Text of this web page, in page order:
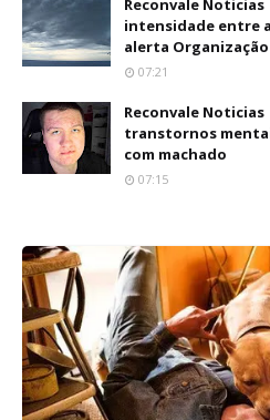
Reconvale
intensidade entre
alerta
07:21
Reconvale
transtornos
com machado
07:15